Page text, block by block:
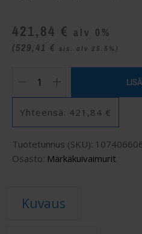
421,84 € alv 0%
(529,41 € sis. alv 25.5%)
Yhteensä: 421,84 €
Tuotetunnus (SKU):
Osasto: Märkäkuivaimurit
Kuvaus